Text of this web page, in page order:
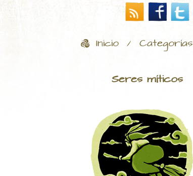
Inicio / Categorías
Seres míticos